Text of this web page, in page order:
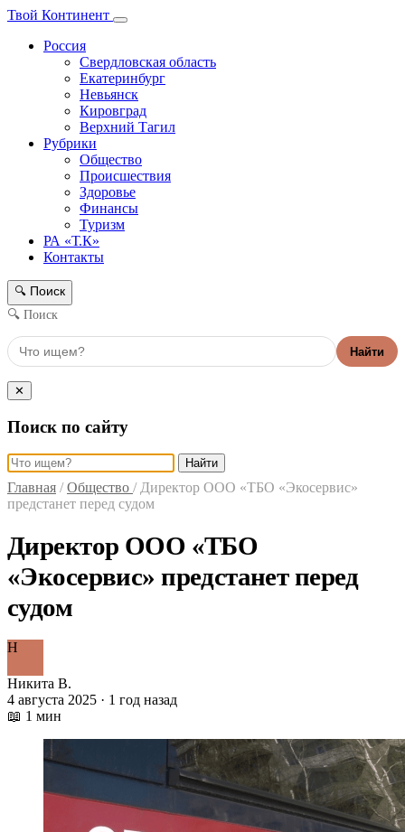
Твой Континент
Россия
Свердловская область
Екатеринбург
Невьянск
Кировград
Верхний Тагил
Рубрики
Общество
Происшествия
Здоровье
Финансы
Туризм
РА «Т.К»
Контакты
🔍 Поиск
🔍 Поиск
Найти
✕
Поиск по сайту
Найти
Главная / Общество / Директор ООО «ТБО «Экосервис»
предстанет перед судом
Директор ООО «ТБО
«Экосервис» предстанет перед
судом
Н
Никита В.
4 августа 2025 · 1 год назад
📖 1 мин